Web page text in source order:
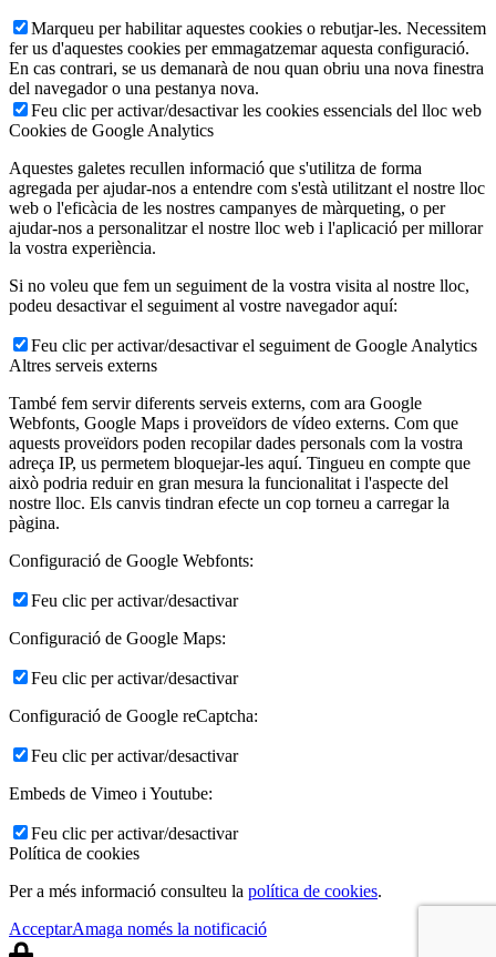
Marqueu per habilitar aquestes cookies o rebutjar-les. Necessitem
fer us d'aquestes cookies per emmagatzemar aquesta configuració.
En cas contrari, se us demanarà de nou quan obriu una nova finestra
del navegador o una pestanya nova.
Feu clic per activar/desactivar les cookies essencials del lloc web
Cookies de Google Analytics
Aquestes galetes recullen informació que s'utilitza de forma
agregada per ajudar-nos a entendre com s'està utilitzant el nostre lloc
web o l'eficàcia de les nostres campanyes de màrqueting, o per
ajudar-nos a personalitzar el nostre lloc web i l'aplicació per millorar
la vostra experiència.
Si no voleu que fem un seguiment de la vostra visita al nostre lloc,
podeu desactivar el seguiment al vostre navegador aquí:
Feu clic per activar/desactivar el seguiment de Google Analytics
Altres serveis externs
També fem servir diferents serveis externs, com ara Google
Webfonts, Google Maps i proveïdors de vídeo externs. Com que
aquests proveïdors poden recopilar dades personals com la vostra
adreça IP, us permetem bloquejar-les aquí. Tingueu en compte que
això podria reduir en gran mesura la funcionalitat i l'aspecte del
nostre lloc. Els canvis tindran efecte un cop torneu a carregar la
pàgina.
Configuració de Google Webfonts:
Feu clic per activar/desactivar
Configuració de Google Maps:
Feu clic per activar/desactivar
Configuració de Google reCaptcha:
Feu clic per activar/desactivar
Embeds de Vimeo i Youtube:
Feu clic per activar/desactivar
Política de cookies
Per a més informació consulteu la política de cookies.
AcceptarAmaga només la notificació